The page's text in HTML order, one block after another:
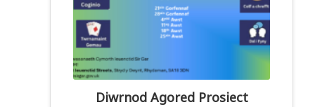
Diwrnod Agored Prosiect